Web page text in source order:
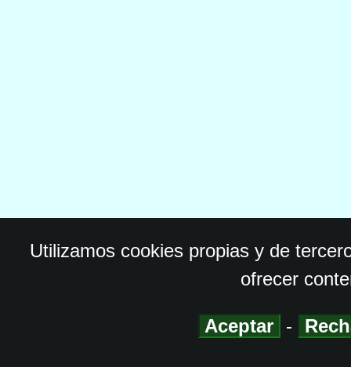
Utilizamos cookies propias y de
ofrecer
Aceptar -